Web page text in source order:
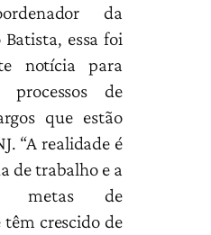
da
Batista, essa foi
notícia para
processos de
que estão
“A realidade é
de trabalho e a
metas de
crescido de